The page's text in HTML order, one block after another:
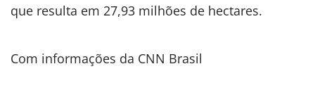
que resulta em 27,93 milhões de hectares.
Com informações da CNN Brasil